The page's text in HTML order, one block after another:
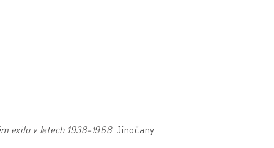
exilu v letech 1938-1968. Jinočany: